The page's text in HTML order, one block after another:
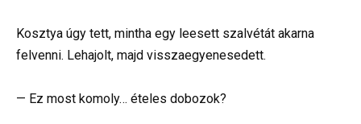
Kosztya úgy tett, mintha egy leesett szalvétát akarna
felvenni. Lehajolt, majd visszaegyenesedett.
— Ez most komoly… ételes dobozok?